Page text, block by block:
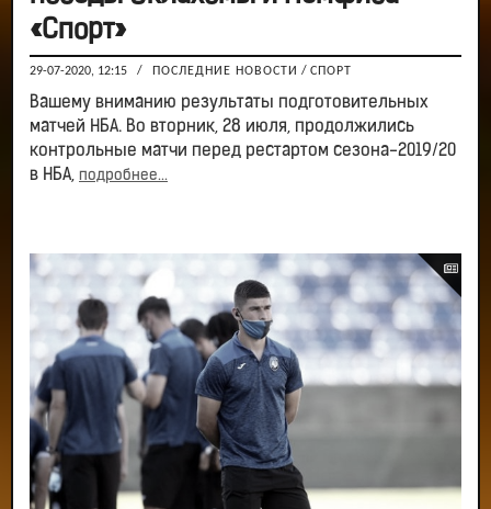
«Спорт»
29-07-2020, 12:15 / ПОСЛЕДНИЕ НОВОСТИ / СПОРТ
Вашему вниманию результаты подготовительных
матчей НБА. Во вторник, 28 июля, продолжились
контрольные матчи перед рестартом сезона-2019/20
в НБА, подробнее...